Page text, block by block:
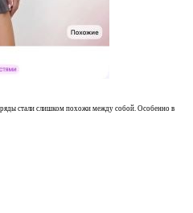
стали слишком похожи между собой. Особенно в